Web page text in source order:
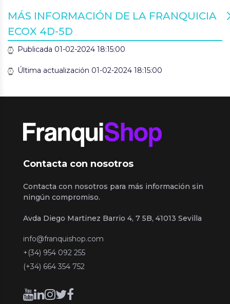
MÁS INFORMACIÓN DE LA FRANQUICIA
ECOX 4D-5D
Publicada 01-02-2024 18:15:00
Última actualización 01-02-2024 18:15:00
Contacta con nosotros
Contacta con nosotros para más información sin
ningún compromiso.
Avda Diego Martinez Barrio 4, 7 5B, 41013 Sevilla
info@franquishop.com
+(34) 954 092 255
(+34) 664 354 752